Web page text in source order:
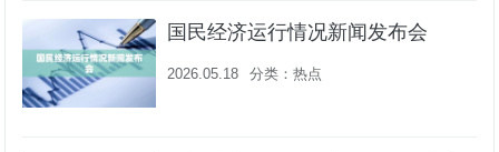
国民经济运行情况新闻发布会
2026.05.18 分类：热点